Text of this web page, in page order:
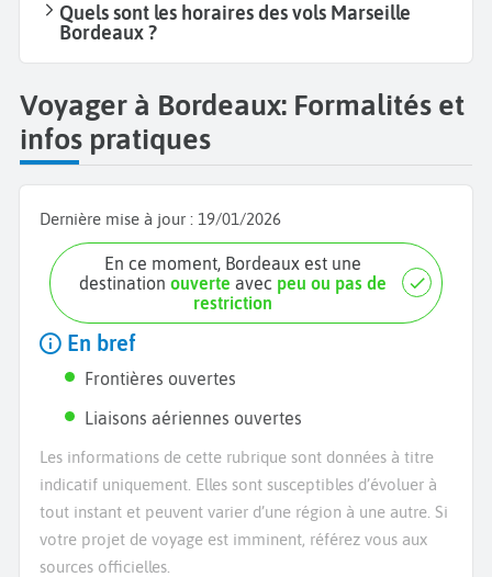
Quels sont les horaires des vols Marseille
Bordeaux ?
Voyager à Bordeaux: Formalités et
infos pratiques
Dernière mise à jour : 19/01/2026
En ce moment, Bordeaux est une
destinationouverte avec peu ou pas de
restriction
En bref
Frontières ouvertes
Liaisons aériennes ouvertes
Les informations de cette rubrique sont données à titre
indicatif uniquement. Elles sont susceptibles d’évoluer à
tout instant et peuvent varier d’une région à une autre. Si
votre projet de voyage est imminent, référez vous aux
sources officielles.